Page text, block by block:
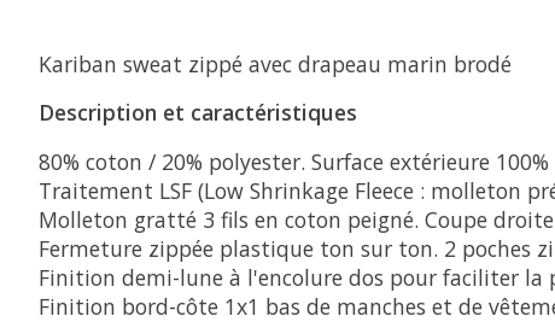
Kariban sweat zippé avec drapeau marin brodé
Description et caractéristiques
80% coton / 20% polyester. Surface extérieure
Traitement LSF (Low Shrinkage Fleece : molleton
Molleton gratté 3 fils en coton peigné. Coupe
Fermeture zippée plastique ton sur ton. 2 poches
Finition demi-lune à l'encolure dos pour faciliter
Finition bord-côte 1x1 bas de manches et de